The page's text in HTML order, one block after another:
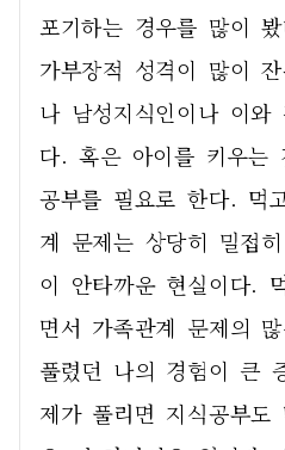
포기하는 경우를 많이
가부장적 성격이 많이
나 남성지식인이나 이
다. 혹은 아이를 키우는
공부를 필요로 한다. 먹
계 문제는 상당히 밀접
이 안타까운 현실이다.
면서 가족관계 문제의
풀렸던 나의 경험이 큰
제가 풀리면 지식공부